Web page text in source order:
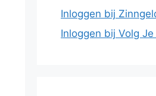
Inloggen bij
Inloggen bij Volg Je